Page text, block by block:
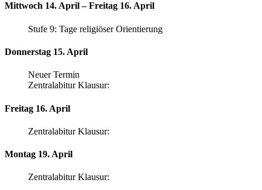
Mittwoch 14. April – Freitag 16. April
Stufe 9: Tage religiöser Orientierung
Donnerstag 15. April
Neuer Termin
Zentralabitur Klausur:
Freitag 16. April
Zentralabitur Klausur:
Montag 19. April
Zentralabitur Klausur: